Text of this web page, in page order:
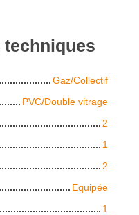
techniques
Gaz/Collectif
PVC/Double vitrage
2
1
2
Equipée
1